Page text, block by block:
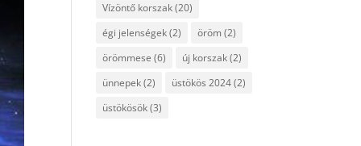
Vízöntő korszak(20)
égi jelenségek(2) öröm (2)
örömmese (6) új korszak(2)
ünnepek(2) üstökös 2024(2)
üstökösök(3)